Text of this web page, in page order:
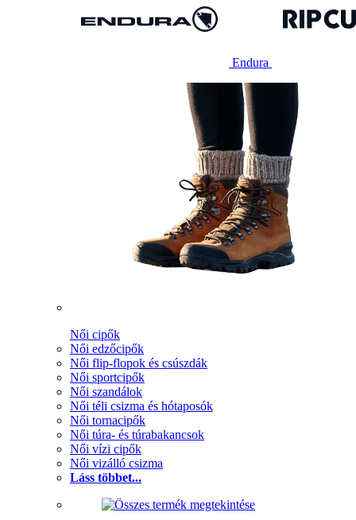
Endura
Női cipők
Női edzőcipők
Női flip-flopok és csúszdák
Női sportcipők
Női szandálok
Női téli csizma és hótaposók
Női tornacipők
Női túra- és túrabakancsok
Női vízi cipők
Női vizálló csizma
Láss többet...